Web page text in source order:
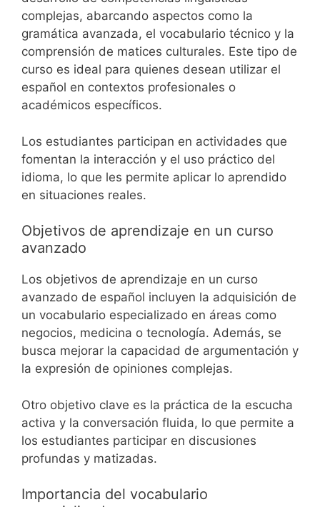
complejas, abarcando aspectos como la
gramática avanzada, el vocabulario técnico y la
comprensión de matices culturales. Este tipo de
curso es ideal para quienes desean utilizar el
español en contextos profesionales o
académicos específicos.
Los estudiantes participan en actividades que
fomentan la interacción y el uso práctico del
idioma, lo que les permite aplicar lo aprendido
en situaciones reales.
Objetivos de aprendizaje en un curso
avanzado
Los objetivos de aprendizaje en un curso
avanzado de español incluyen la adquisición de
un vocabulario especializado en áreas como
negocios, medicina o tecnología. Además, se
busca mejorar la capacidad de argumentación y
la expresión de opiniones complejas.
Otro objetivo clave es la práctica de la escucha
activa y la conversación fluida, lo que permite a
los estudiantes participar en discusiones
profundas y matizadas.
Importancia del vocabulario